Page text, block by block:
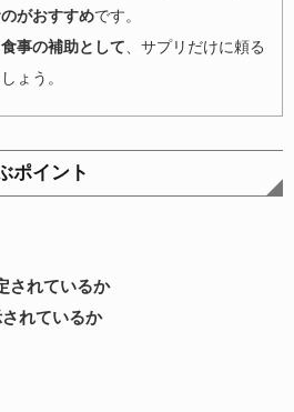
がおすすめです。
事の補助として、サプリだけに頼る
ょう。
ポイント
されているか
れているか